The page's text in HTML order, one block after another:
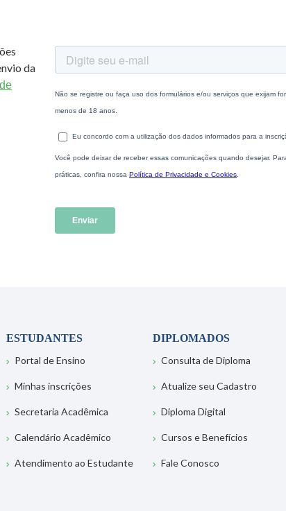
da
ESTUDANTES
Portal de Ensino
Minhas inscrições
Secretaria Acadêmica
Calendário Acadêmico
Atendimento ao Estudante
DIPLOMADOS
Consulta de Diploma
Atualize seu Cadastro
Diploma Digital
Cursos e Benefícios
Fale Conosco